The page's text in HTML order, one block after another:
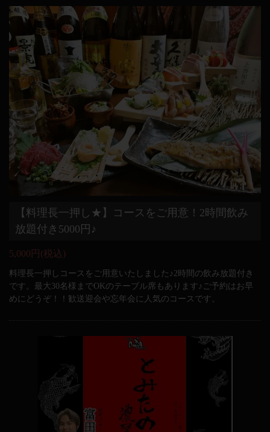
【料理長一押し★】コースをご用意！2時間飲み
放題付き5000円♪
5,000円 (税込)
料理長一押しコースをご用意いたしました♪2時間の飲み放題付き
です。最大30名様までOKのテーブル席もあります♪ご予約はお早
めにどうぞ！！歓送迎会や忘年会に人気のコースです。